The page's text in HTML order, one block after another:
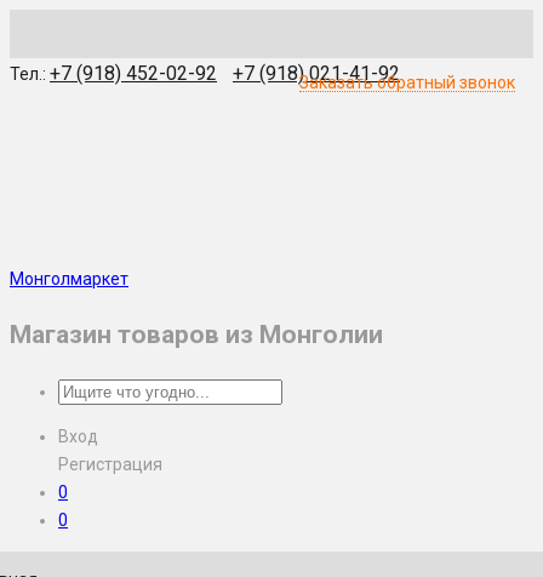
Тел.: +7 (918) 452-02-92 +7 (918) 021-41-92
Заказать обратный звонок
Монголмаркет
Магазин товаров из Монголии
Вход
Регистрация
0
0